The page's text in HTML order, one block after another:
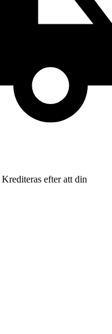
Krediteras efter att din